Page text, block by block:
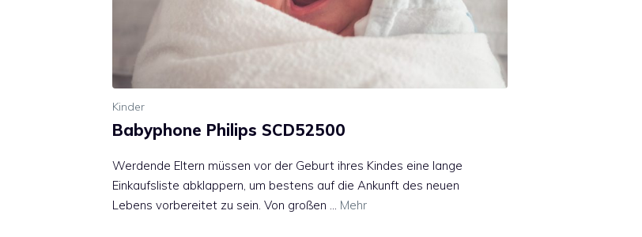
Kinder
Babyphone Philips SCD52500
Werdende Eltern müssen vor der Geburt ihres Kindes eine lange
Einkaufsliste abklappern, um bestens auf die Ankunft des neuen
Lebens vorbereitet zu sein. Von großen … Mehr